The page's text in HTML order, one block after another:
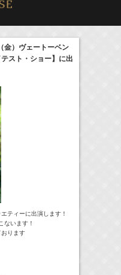
イベント 販売情報
で
金）ヴェートーベン
スト・ショー】に出
ティーに出演します！
ないます！
ります